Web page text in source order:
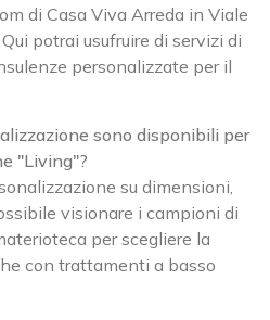
di Casa Viva Arreda in Viale
potrai usufruire di servizi di
personalizzate per il
sono disponibili per
"Living"?
su dimensioni,
visionare i campioni di
per scegliere la
con trattamenti a basso